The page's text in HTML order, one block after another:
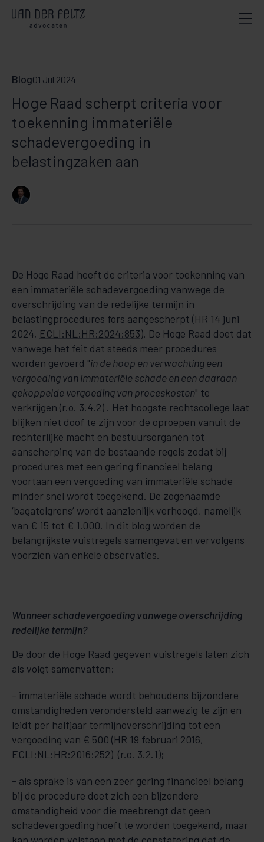
Blog01 Jul 2024
Hoge Raad scherpt criteria voor
toekenning immateriële
schadevergoeding in
belastingzaken aan
De Hoge Raad heeft de criteria voor toekenning van
een immateriële schadevergoeding vanwege de
overschrijding van de redelijke termijn in
belastingprocedures fors aangescherpt (HR 14 juni
2024, ECLI:NL:HR:2024:853). De Hoge Raad doet dat
vanwege het feit dat steeds meer procedures
worden gevoerd "in de hoop en verwachting een
vergoeding van immateriële schade en een daaraan
gekoppelde vergoeding van proceskosten" te
verkrijgen (r.o. 3.4.2) . Het hoogste rechtscollege laat
blijken niet doof te zijn voor de oproepen vanuit de
rechterlijke macht en bestuursorganen tot
aanscherping van de bestaande regels zodat bij
procedures met een gering financieel belang
voortaan een vergoeding van immateriële schade
minder snel wordt toegekend. De zogenaamde
‘bagatelgrens’ wordt aanzienlijk verhoogd, namelijk
van € 15 tot € 1.000. In dit blog worden de
belangrijkste vuistregels samengevat en vervolgens
voorzien van enkele observaties.
Wanneer schadevergoeding vanwege overschrijding
redelijke termijn?
De door de Hoge Raad gegeven vuistregels laten zich
als volgt samenvatten:
- immateriële schade wordt behoudens bijzondere
omstandigheden verondersteld aanwezig te zijn en
leidt per halfjaar termijnoverschrijding tot een
vergoeding van € 500 (HR 19 februari 2016,
ECLI:NL:HR:2016:252) (r.o. 3.2.1);
- als sprake is van een zeer gering financieel belang
bij de procedure doet zich een bijzondere
omstandigheid voor die meebrengt dat geen
schadevergoeding hoeft te worden toegekend, maar